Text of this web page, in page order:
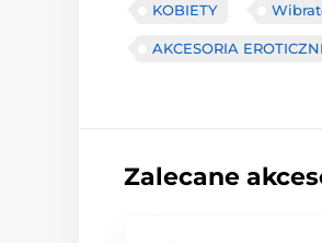
KOBIETY
AKCESORIA
Zalecane